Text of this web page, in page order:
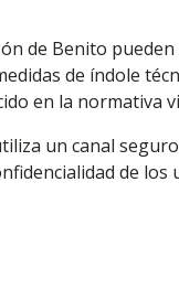
de Benito
de índole
en la normativa
un canal
de los